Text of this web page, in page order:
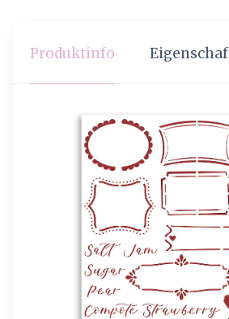
Produktinfo